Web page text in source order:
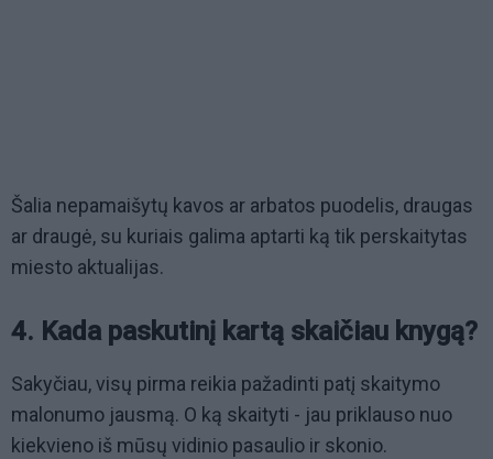
Šalia nepamaišytų kavos ar arbatos puodelis, draugas
ar draugė, su kuriais galima aptarti ką tik perskaitytas
miesto aktualijas.
4. Kada paskutinį kartą skaičiau knygą?
Sakyčiau, visų pirma reikia pažadinti patį skaitymo
malonumo jausmą. O ką skaityti - jau priklauso nuo
kiekvieno iš mūsų vidinio pasaulio ir skonio.